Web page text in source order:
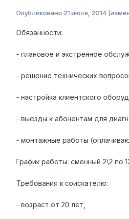
Опубликовано 21 июля, 2014
Обязанности:
- плановое и экстренное
- решение технических
- настройка клиентского
- выезды к абонентам для
- монтажные работы
График работы: сменный 2\2 по
Требования к соискателю:
- возраст от 20 лет,